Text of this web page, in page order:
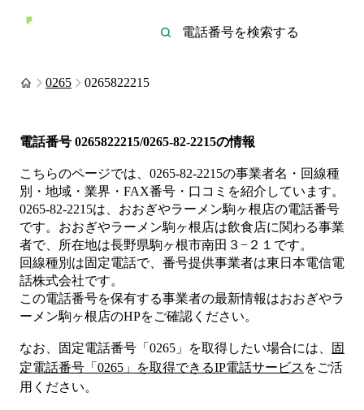
0265 0265822215
電話番号 0265822215/0265-82-2215の情報
こちらのページでは、 0265-82-2215の事業者名・回線種
別・地域・業界・FAX番号・口コミを紹介しています。
0265-82-2215は、 おおぎやラーメン駒ヶ根店の電話番号
です。 おおぎやラーメン駒ヶ根店は飲食店に関わる事業
者で、所在地は長野県駒ヶ根市南田３−２１ です。
回線種別は固定電話で、番号提供事業者は東日本電信電
話株式会社です。
この電話番号を保有する事業者の最新情報はおおぎやラ
ーメン駒ヶ根店のHPをご確認ください。
なお、固定電話番号「 0265 」を取得したい場合には、
固
定電話番号「 0265 」を取得できるIP電話サービス をご活
用ください。